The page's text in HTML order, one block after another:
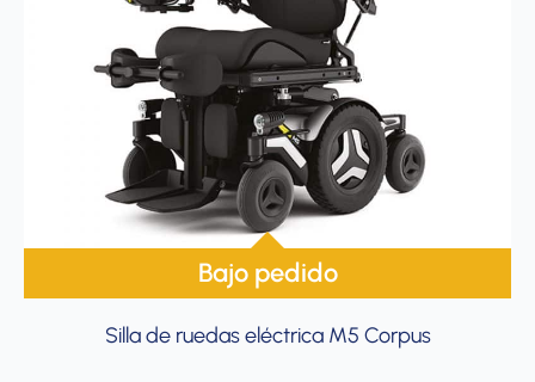
Bajo pedido
Silla de ruedas eléctrica M5 Corpus